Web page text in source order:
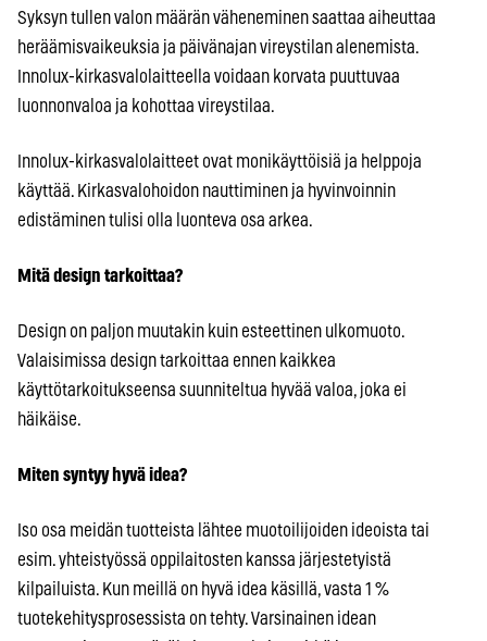
Syksyn tullen valon määrän väheneminen saattaa aiheuttaa
heräämisvaikeuksia ja päivänajan vireystilan alenemista.
Innolux-kirkasvalolaitteella voidaan korvata puuttuvaa
luonnonvaloa ja kohottaa vireystilaa.
Innolux-kirkasvalolaitteet ovat monikäyttöisiä ja helppoja
käyttää. Kirkasvalohoidon nauttiminen ja hyvinvoinnin
edistäminen tulisi olla luonteva osa arkea.
Mitä design tarkoittaa?
Design on paljon muutakin kuin esteettinen ulkomuoto.
Valaisimissa design tarkoittaa ennen kaikkea
käyttötarkoitukseensa suunniteltua hyvää valoa, joka ei
häikäise.
Miten syntyy hyvä idea?
Iso osa meidän tuotteista lähtee muotoilijoiden ideoista tai
esim. yhteistyössä oppilaitosten kanssa järjestetyistä
kilpailuista. Kun meillä on hyvä idea käsillä, vasta 1 %
tuotekehitysprosessista on tehty. Varsinainen idean